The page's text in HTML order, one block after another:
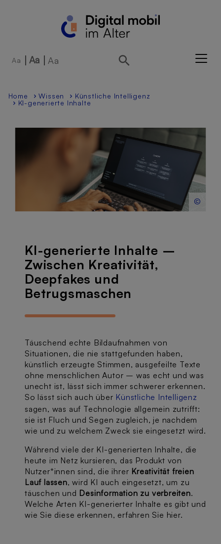
Direkt zur Hauptnavigation springen
Direkt zum Inhalt springen
Aa Aa Aa
Home Wissen
Künstliche Intelligenz
KI-generierte Inhalte
©
KI-generierte Inhalte –
Zwischen Kreativität,
Deepfakes und
Betrugsmaschen
Täuschend echte Bildaufnahmen von
Situationen, die nie stattgefunden haben,
künstlich erzeugte Stimmen, ausgefeilte Texte
ohne menschlichen Autor – was echt und was
unecht ist, lässt sich immer schwerer erkennen.
So lässt sich auch über Künstliche Intelligenz
sagen, was auf Technologie allgemein zutrifft:
sie ist Fluch und Segen zugleich, je nachdem
wie und zu welchem Zweck sie eingesetzt wird.
Während viele der KI-generierten Inhalte, die
heute im Netz kursieren, das Produkt von
Nutzer*innen sind, die ihrer Kreativität freien
Lauf lassen, wird KI auch eingesetzt, um zu
täuschen und Desinformation zu verbreiten.
Welche Arten KI-generierter Inhalte es gibt und
wie Sie diese erkennen, erfahren Sie hier.